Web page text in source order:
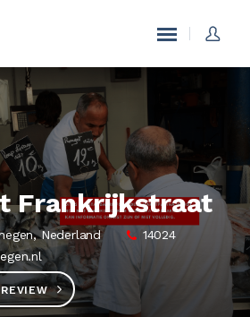
Frankrijkstraat
Nederland
14024